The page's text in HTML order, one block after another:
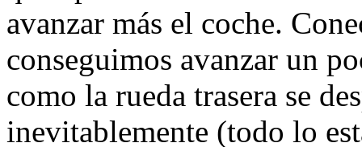
avanzar más el coche.
conseguimos avanzar un
como la rueda trasera se
inevitablemente (todo lo